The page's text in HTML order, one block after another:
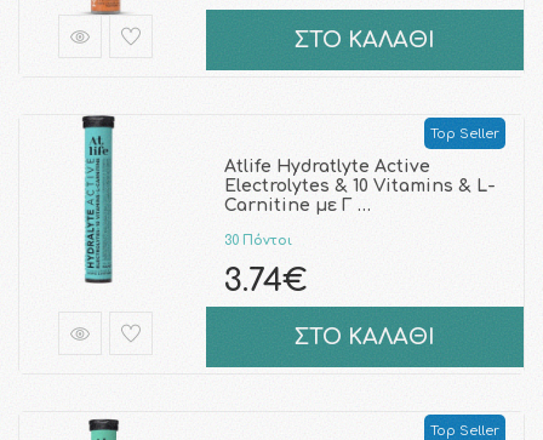
ΣΤΟ ΚΑΛΑΘΙ
Top Seller
Atlife Hydratlyte Active
Electrolytes & 10 Vitamins & L-
Carnitine με Γ …
30 Πόντοι
3.74€
ΣΤΟ ΚΑΛΑΘΙ
Top Seller